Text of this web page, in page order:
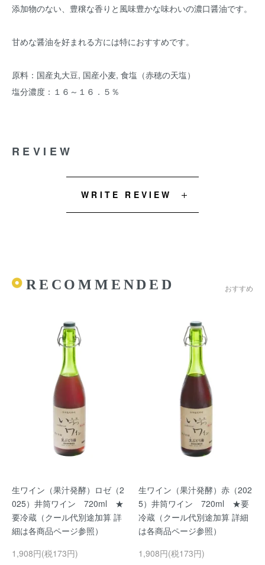
添加物のない、豊穣な香りと風味豊かな味わいの濃口醤油です。
甘めな醤油を好まれる方には特におすすめです。
原料：国産丸大豆, 国産小麦, 食塩（赤穂の天塩）
塩分濃度：１６～１６．５％
REVIEW
WRITE REVIEW
RECOMMENDED おすすめ
生ワイン（果汁発酵）ロゼ（2
025）井筒ワイン 720ml ★
要冷蔵（クール代別途加算 詳
細は各商品ページ参照）
1,908円(税173円)
生ワイン（果汁発酵）赤（202
5）井筒ワイン 720ml ★要
冷蔵（クール代別途加算 詳細
は各商品ページ参照）
1,908円(税173円)